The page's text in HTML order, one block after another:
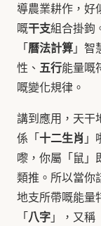
導農業耕作，好
嘅干支組合掛鉤
「曆法計算」智
性、 五行能量嘅
嘅變化規律。
講到應用，天干
係「十二生肖 」
嚟，你屬「鼠」
類推。所以當你
地支所帶嘅能量
「八字」，又稱